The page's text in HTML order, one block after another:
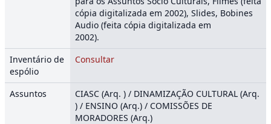
cópia digitalizada em 2002), Slides, Bobines
Audio (feita cópia digitalizada em
Inventário de
espólio
Consultar
Assuntos
CIASC (Arq. ) / DINAMIZAÇÃO CULTURAL (Arq.
) / ENSINO (Arq.) / COMISSÕES DE
MORADORES (Arq.)